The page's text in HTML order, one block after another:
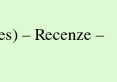
– Recenze –